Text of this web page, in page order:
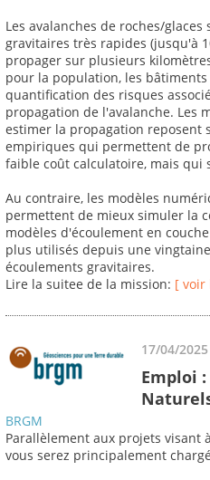
Les avalanches de roches/
gravitaires très rapides (jusqu'à
propager sur plusieurs
pour la population, les
quantification des risques
propagation de l'avalanche. Les
estimer la propagation reposent
empiriques qui permettent de
faible coût calculatoire, mais qui
Au contraire, les modèles
permettent de mieux simuler la
modèles d'écoulement en
plus utilisés depuis une
écoulements gravitaires.
Lire la suitee de la mission: [ voir
17/04/2025
Emploi
BRGM
Parallèlement aux projets visant
vous serez principalement